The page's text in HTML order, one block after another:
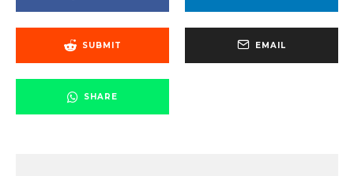
SUBMIT EMAIL
SHARE